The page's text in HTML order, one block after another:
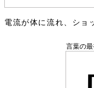
電流が体に流れ、ショ
言葉の